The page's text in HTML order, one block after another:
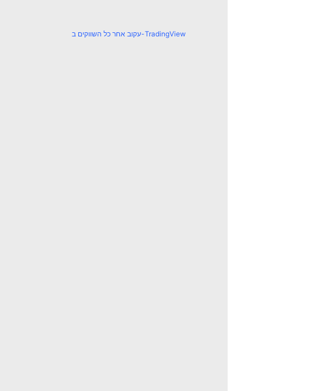
עקוב אחר כל השווקים ב-TradingView